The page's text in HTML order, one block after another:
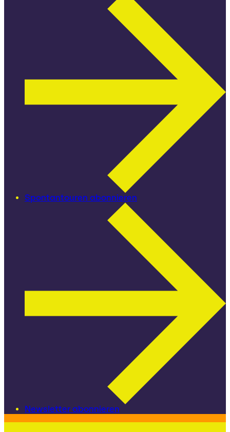
Spontantouren abonnieren
Newsletter abonnieren